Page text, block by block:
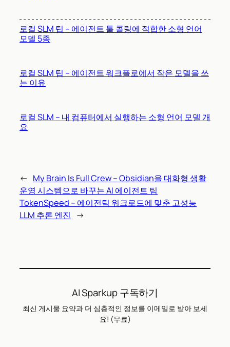
로컬 SLM 팁 – 에이전트 툴 콜링에 적합한 소형 언어
모델 5종
로컬 SLM 팁 – 에이전트 워크플로에서 작은 모델을 쓰
는 이유
로컬 SLM – 내 컴퓨터에서 실행하는 소형 언어 모델 개
요
← My Brain Is Full Crew – Obsidian을 대화형 생활
운영 시스템으로 바꾸는 AI 에이전트 팀
TokenSpeed – 에이전틱 워크로드에 맞춘 고성능
LLM 추론 엔진
→
AI Sparkup 구독하기
최신 게시물 요약과 더 심층적인 정보를 이메일로 받아 보세
요! (무료)